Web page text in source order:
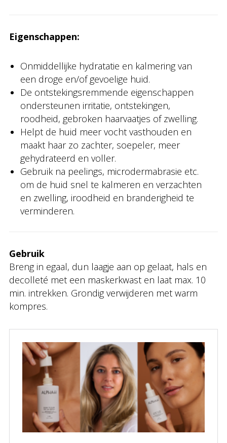
Eigenschappen:
Onmiddellijke hydratatie en kalmering van
een droge en/of gevoelige huid.
De ontstekingsremmende eigenschappen
ondersteunen irritatie, ontstekingen,
roodheid, gebroken haarvaatjes of zwelling.
Helpt de huid meer vocht vasthouden en
maakt haar zo zachter, soepeler, meer
gehydrateerd en voller.
Gebruik na peelings, microdermabrasie etc.
om de huid snel te kalmeren en verzachten
en zwelling, iroodheid en branderigheid te
verminderen.
Gebruik
Breng in egaal, dun laagje aan op gelaat, hals en
decolleté met een maskerkwast en laat max. 10
min. intrekken. Grondig verwijderen met warm
kompres.